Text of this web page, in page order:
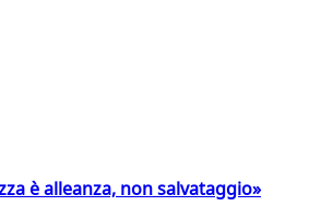
è alleanza, non salvataggio»